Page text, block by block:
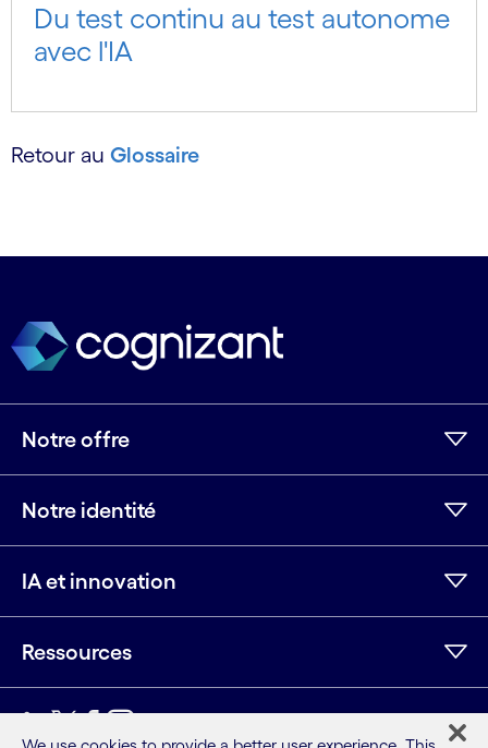
Du test continu au test autonome
avec l'IA
Retour au Glossaire
Notre offre
Notre identité
IA et innovation
Ressources